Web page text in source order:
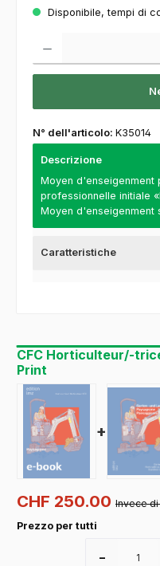
Disponibile, tempi di
N° dell'articolo: K35014
Descrizione
Moyen d'enseigenment
professionnelle initiale
Moyen d'enseigenment
Caratteristiche
CFC Horticulteur/-
Print
+
CHF 250.00 Invece
Prezzo per tutti
−